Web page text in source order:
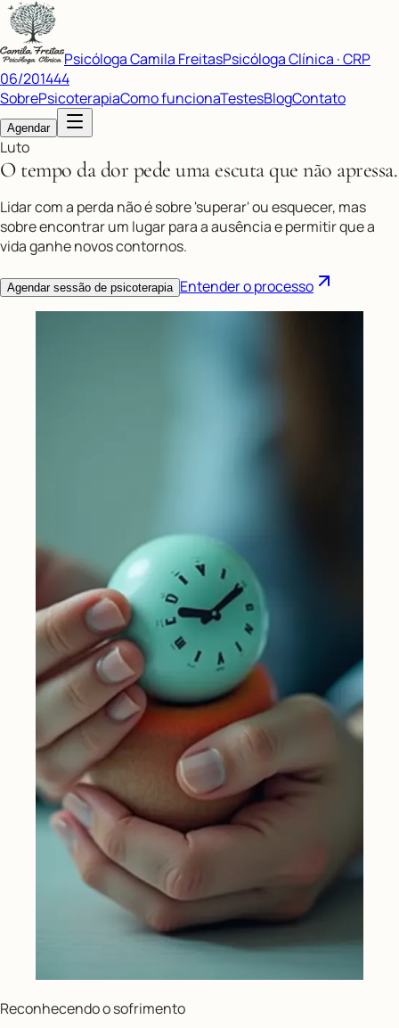
Psicóloga Camila FreitasPsicóloga Clínica · CRP
06/201444
SobrePsicoterapiaComo funcionaTestesBlogContato
Agendar
Luto
O tempo da dor pede uma escuta que não apressa.
Lidar com a perda não é sobre 'superar' ou esquecer, mas
sobre encontrar um lugar para a ausência e permitir que a
vida ganhe novos contornos.
Agendar sessão de psicoterapia Entender o processo
Reconhecendo o sofrimento